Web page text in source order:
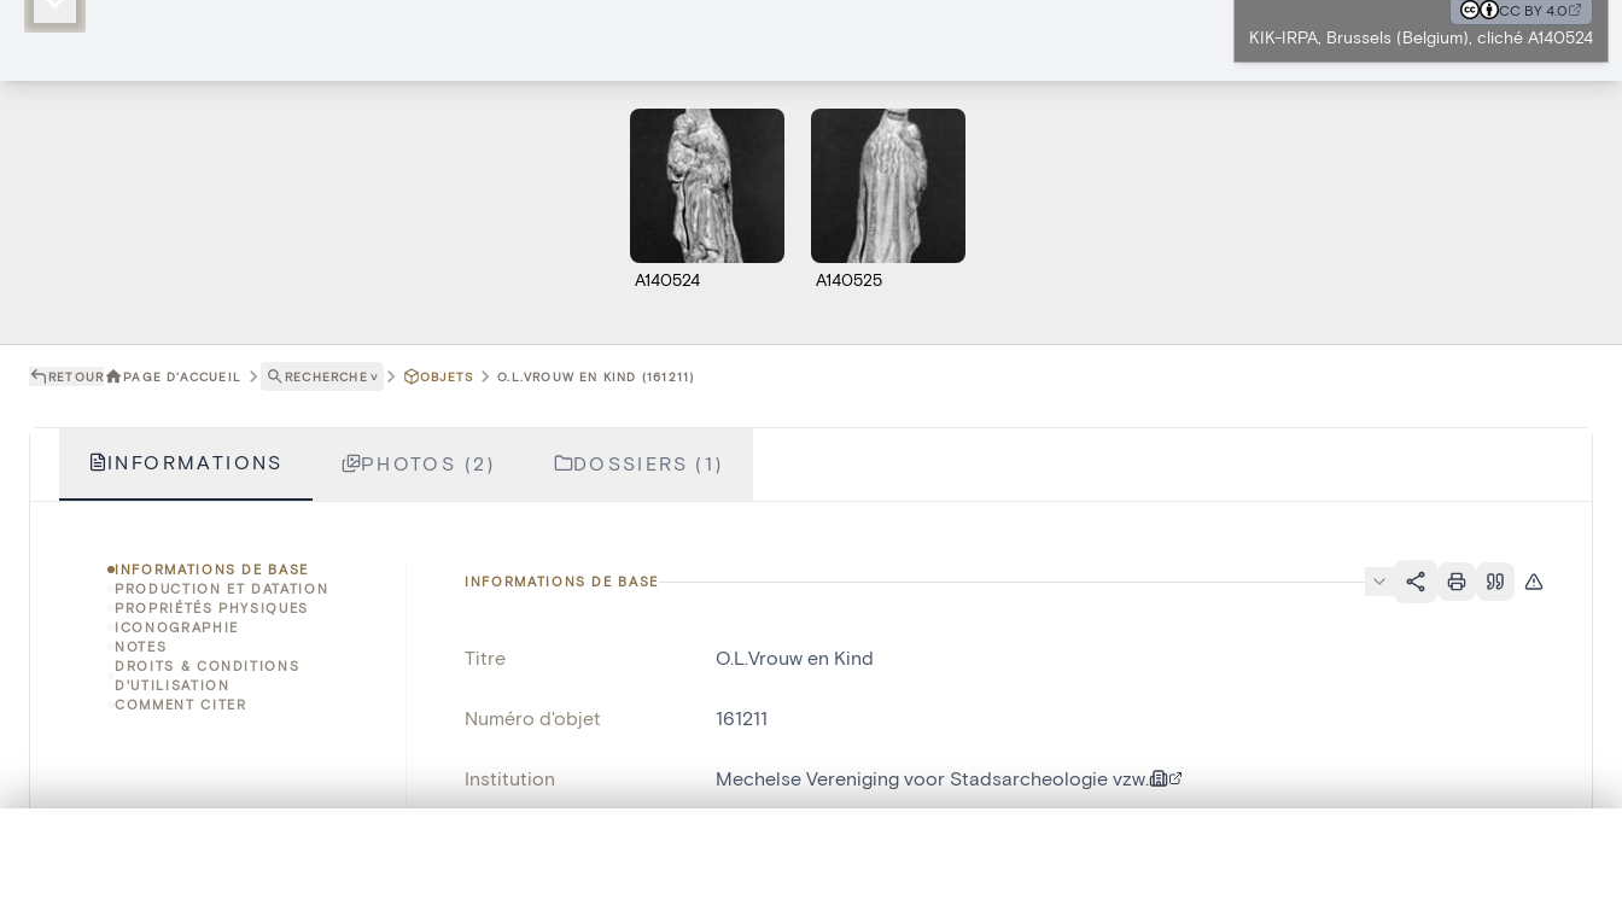
CC BY 4.0
KIK-IRPA, Brussels (Belgium), cliché A140524
A140524 A140525
RETOUR PAGE D'ACCUEIL RECHERCHE ˅ OBJETS O.L.VROUW EN KIND (161211)
INFORMATIONS PHOTOS (2) DOSSIERS (1)
INFORMATIONS DE BASE
PRODUCTION ET DATATION
PROPRIÉTÉS PHYSIQUES
ICONOGRAPHIE
NOTES
DROITS & CONDITIONS
D'UTILISATION
COMMENT CITER
INFORMATIONS DE BASE
Titre O.L.Vrouw en Kind
Numéro d'objet 161211
Institution Mechelse Vereniging voor Stadsarcheologie vzw.